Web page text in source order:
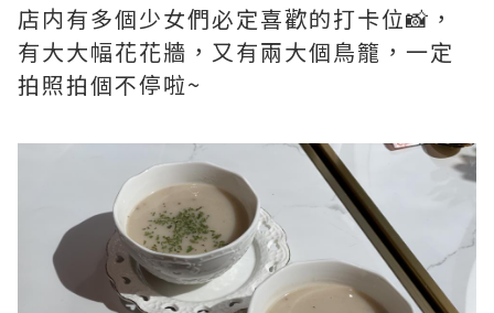
店内有多個少女們必定喜歡的打卡位📸，
有大大幅花花牆，又有兩大個鳥籠，一定
拍照拍個不停啦~